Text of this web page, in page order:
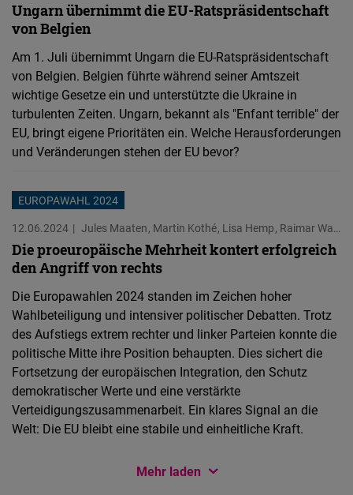
Ungarn übernimmt die EU-Ratspräsidentschaft
von Belgien
Am 1. Juli übernimmt Ungarn die EU-Ratspräsidentschaft
von Belgien. Belgien führte während seiner Amtszeit
wichtige Gesetze ein und unterstützte die Ukraine in
turbulenten Zeiten. Ungarn, bekannt als "Enfant terrible" der
EU, bringt eigene Prioritäten ein. Welche Herausforderungen
und Veränderungen stehen der EU bevor?
EUROPAWAHL 2024
12.06.2024
Jules Maaten Martin Kothé Lisa Hemp Raimar Wagner
Die proeuropäische Mehrheit kontert erfolgreich
den Angriff von rechts
Die Europawahlen 2024 standen im Zeichen hoher
Wahlbeteiligung und intensiver politischer Debatten. Trotz
des Aufstiegs extrem rechter und linker Parteien konnte die
politische Mitte ihre Position behaupten. Dies sichert die
Fortsetzung der europäischen Integration, den Schutz
demokratischer Werte und eine verstärkte
Verteidigungszusammenarbeit. Ein klares Signal an die
Welt: Die EU bleibt eine stabile und einheitliche Kraft.
Mehr laden